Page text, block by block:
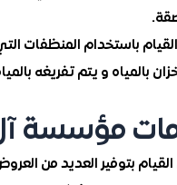
القيام باستخدام المنظفات
بالمياه و يتم تفريغه
مؤسسة آل
بتوفير العديد من